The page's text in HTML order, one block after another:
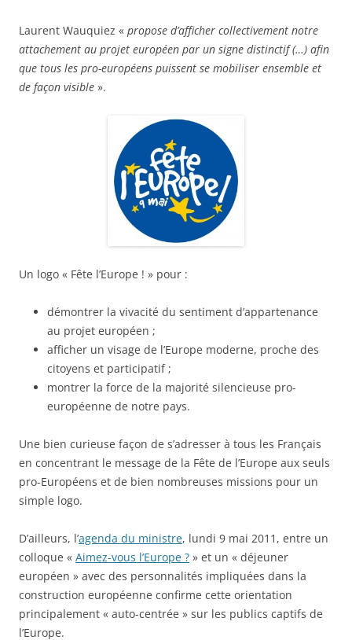
Laurent Wauquiez « propose d’afficher collectivement notre
attachement au projet européen par un signe distinctif (…) afin
que tous les pro-européens puissent se mobiliser ensemble et
de façon visible ».
Un logo « Fête l’Europe ! » pour :
démontrer la vivacité du sentiment d’appartenance
au projet européen ;
afficher un visage de l’Europe moderne, proche des
citoyens et participatif ;
montrer la force de la majorité silencieuse pro-
européenne de notre pays.
Une bien curieuse façon de s’adresser à tous les Français
en concentrant le message de la Fête de l’Europe aux seuls
pro-Européens et de bien nombreuses missions pour un
simple logo.
D’ailleurs, l’agenda du ministre, lundi 9 mai 2011, entre un
colloque « Aimez-vous l’Europe ? » et un « déjeuner
européen » avec des personnalités impliquées dans la
construction européenne confirme cette orientation
principalement « auto-centrée » sur les publics captifs de
l’Europe.